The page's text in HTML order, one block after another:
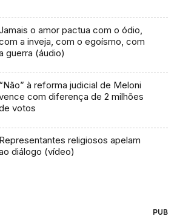
o amor pactua com o ódio,
a inveja, com o egoísmo, com
guerra (áudio)
“Não” à reforma judicial de Meloni
com diferença de 2 milhões
votos
Representantes religiosos apelam
diálogo (vídeo)
PUB